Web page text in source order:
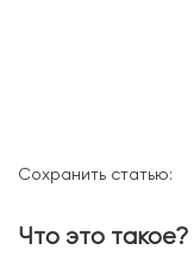
Сохранить статью:
Что это такое?